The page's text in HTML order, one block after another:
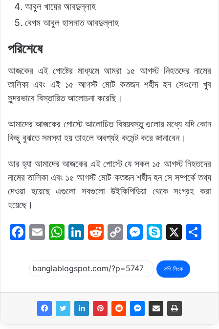
আবুল খায়ের আবদুল্লাহ
বেগম আবুল হাসনাত আবদুল্লাহ
পরিশেষে
আজকের এই পোষ্টের মাধ্যমে আমরা ১৫ আগস্ট নিহতদের নামের
তালিকা এবং এই ১৫ আগস্ট মোট কতজন শহীদ হন সেগুলো খুব
সুন্দরভাবে বিস্তারিত আলোচনা করেছি।
আমাদের আজকের পোস্টে আলোচিত বিষয়বস্তু গুলোর মধ্যে যদি কোন
কিছু বুঝতে সমস্যা হয় তাহলে অবশ্যই কমেন্ট করে জানাবেন।
আর হ্যা আমাদের আজকের এই পোস্টে যে সকল ১৫ আগস্ট নিহতদের
নামের তালিকা এবং ১৫ আগস্ট মোট কতজন শহীদ হন সে সম্পর্কে তথ্য
দেওয়া হয়েছে এগুলো সবগুলো উইকিপিডিয়া থেকে সংগ্রহ করা
হয়েছে।
F
c
e
b
E
ai
l
W
at
s
A
p
Li
k
e
dI
n
R
d
di
t
C
p
y
Li
n
M
s
s
e
n
S
y
p
e
X
কপি লিংক